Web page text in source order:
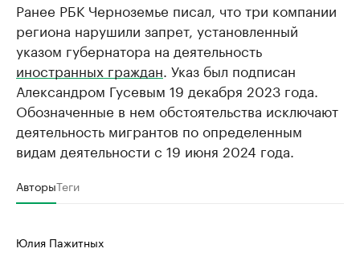
Ранее РБК Черноземье писал, что три компании
региона нарушили запрет, установленный
указом губернатора на деятельность
иностранных граждан. Указ был подписан
Александром Гусевым 19 декабря 2023 года.
Обозначенные в нем обстоятельства исключают
деятельность мигрантов по определенным
видам деятельности с 19 июня 2024 года.
АвторыТеги
Юлия Пажитных